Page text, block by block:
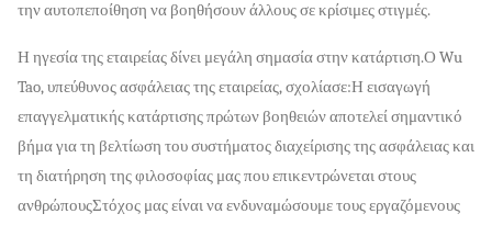
την αυτοπεποίθηση να βοηθήσουν άλλους σε κρίσιμες στιγμές.
Η ηγεσία της εταιρείας δίνει μεγάλη σημασία στην κατάρτιση.Ο Wu
Tao, υπεύθυνος ασφάλειας της εταιρείας, σχολίασε:Η εισαγωγή
επαγγελματικής κατάρτισης πρώτων βοηθειών αποτελεί σημαντικό
βήμα για τη βελτίωση του συστήματος διαχείρισης της ασφάλειας και
τη διατήρηση της φιλοσοφίας μας που επικεντρώνεται στους
ανθρώπουςΣτόχος μας είναι να ενδυναμώσουμε τους εργαζόμενους